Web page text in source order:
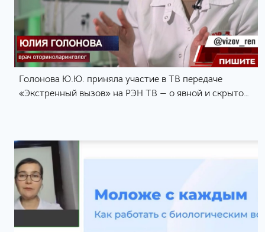
Голонова Ю.Ю. приняла участие в ТВ передаче
«Экстренный вызов» на РЭН ТВ — о явной и скрытой